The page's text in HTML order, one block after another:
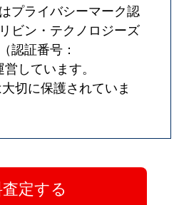
プライバシーマーク認
ビン・テクノロジーズ
認証番号：
営しています。
切に保護されていま